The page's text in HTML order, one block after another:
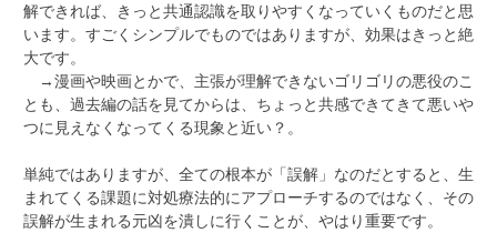
解できれば、きっと共通認識を取りやすくなっていくものだと思
います。すごくシンプルでものではありますが、効果はきっと絶
大です。
→漫画や映画とかで、主張が理解できないゴリゴリの悪役のこ
とも、過去編の話を見てからは、ちょっと共感できてきて悪いや
つに見えなくなってくる現象と近い？。
単純ではありますが、全ての根本が「誤解」なのだとすると、生
まれてくる課題に対処療法的にアプローチするのではなく、その
誤解が生まれる元凶を潰しに行くことが、やはり重要です。